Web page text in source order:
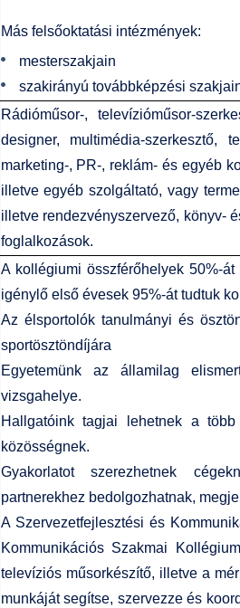
Más felsőoktatási intézmények:
mesterszakjain
szakirányú továbbképzési
Rádióműsor-, televízióműsor-
designer, multimédia-szerkesztő,
marketing-, PR-, reklám- és egyéb
illetve egyéb szolgáltató, vagy
illetve rendezvényszervező, könyv-
foglalkozások.
A kollégiumi összférőhelyek 50%-
igénylő első évesek 95%-át tudtuk
Az élsportolók tanulmányi és
sportösztöndíjára
Egyetemünk az államilag
vizsgahelye.
Hallgatóink tagjai lehetnek a
közösségnek.
Gyakorlatot szerezhetnek
partnerekhez bedolgozhatnak,
A Szervezetfejlesztési és
Kommunikációs Szakmai
televíziós műsorkészítő, illetve a
munkáját segítse, szervezze és